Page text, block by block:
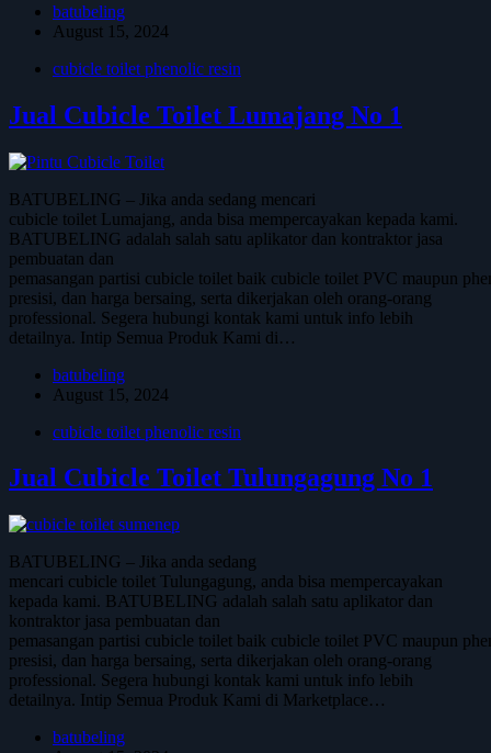
batubeling
August 15, 2024
cubicle toilet phenolic resin
Jual Cubicle Toilet Lumajang No 1
BATUBELING – Jika anda sedang mencari
cubicle toilet Lumajang, anda bisa mempercayakan kepada kami.
BATUBELING adalah salah satu aplikator dan kontraktor jasa
pembuatan dan
pemasangan partisi cubicle toilet baik cubicle toilet PVC maupun
presisi, dan harga bersaing, serta dikerjakan oleh orang-orang
professional. Segera hubungi kontak kami untuk info lebih
detailnya. Intip Semua Produk Kami di…
batubeling
August 15, 2024
cubicle toilet phenolic resin
Jual Cubicle Toilet Tulungagung No 1
BATUBELING – Jika anda sedang
mencari cubicle toilet Tulungagung, anda bisa mempercayakan
kepada kami. BATUBELING adalah salah satu aplikator dan
kontraktor jasa pembuatan dan
pemasangan partisi cubicle toilet baik cubicle toilet PVC maupun
presisi, dan harga bersaing, serta dikerjakan oleh orang-orang
professional. Segera hubungi kontak kami untuk info lebih
detailnya. Intip Semua Produk Kami di Marketplace…
batubeling